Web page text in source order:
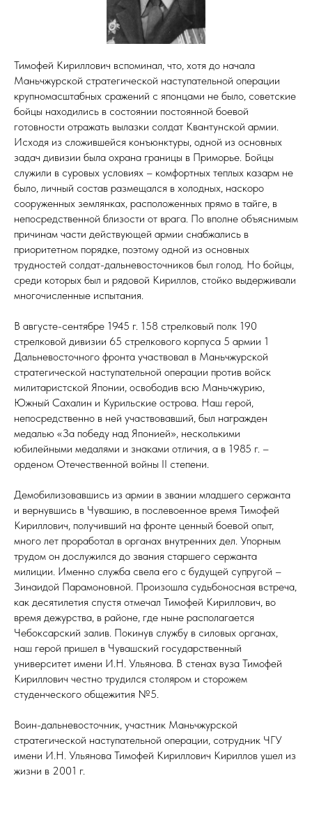
Тимофей Кириллович вспоминал, что, хотя до начала
Маньчжурской стратегической наступательной операции
крупномасштабных сражений с японцами не было, советские
бойцы находились в состоянии постоянной боевой
готовности отражать вылазки солдат Квантунской армии.
Исходя из сложившейся конъюнктуры, одной из основных
задач дивизии была охрана границы в Приморье. Бойцы
служили в суровых условиях – комфортных теплых казарм не
было, личный состав размещался в холодных, наскоро
сооруженных землянках, расположенных прямо в тайге, в
непосредственной близости от врага. По вполне объяснимым
причинам части действующей армии снабжались в
приоритетном порядке, поэтому одной из основных
трудностей солдат-дальневосточников был голод. Но бойцы,
среди которых был и рядовой Кириллов, стойко выдерживали
многочисленные испытания.
В августе-сентябре 1945 г. 158 стрелковый полк 190
стрелковой дивизии 65 стрелкового корпуса 5 армии 1
Дальневосточного фронта участвовал в Маньчжурской
стратегической наступательной операции против войск
милитаристской Японии, освободив всю Маньчжурию,
Южный Сахалин и Курильские острова. Наш герой,
непосредственно в ней участвовавший, был награжден
медалью «За победу над Японией», несколькими
юбилейными медалями и знаками отличия, а в 1985 г. –
орденом Отечественной войны II степени.
Демобилизовавшись из армии в звании младшего сержанта
и вернувшись в Чувашию, в послевоенное время Тимофей
Кириллович, получивший на фронте ценный боевой опыт,
много лет проработал в органах внутренних дел. Упорным
трудом он дослужился до звания старшего сержанта
милиции. Именно служба свела его с будущей супругой –
Зинаидой Парамоновной. Произошла судьбоносная встреча,
как десятилетия спустя отмечал Тимофей Кириллович, во
время дежурства, в районе, где ныне располагается
Чебоксарский залив. Покинув службу в силовых органах,
наш герой пришел в Чувашский государственный
университет имени И.Н. Ульянова. В стенах вуза Тимофей
Кириллович честно трудился столяром и сторожем
студенческого общежития №5.
Воин-дальневосточник, участник Маньчжурской
стратегической наступательной операции, сотрудник ЧГУ
имени И.Н. Ульянова Тимофей Кириллович Кириллов ушел из
жизни в 2001 г.